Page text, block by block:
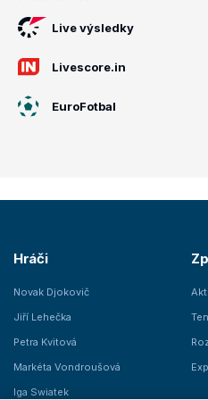
Live výsledky
Livescore.in
EuroFotbal
Hráči
Novak Djokovič
Jiří Lehečka
Petra Kvitová
Markéta Vondroušová
Iga Swiatek